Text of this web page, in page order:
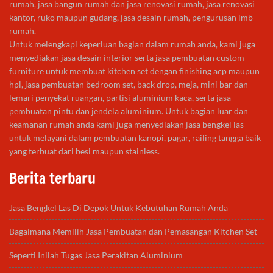
rumah, jasa bangun rumah dan jasa renovasi rumah, jasa renovasi
kantor, ruko maupun gudang, jasa desain rumah, pengurusan imb
rumah.
Untuk melengkapi keperluan bagian dalam rumah anda, kami juga
menyediakan jasa desain interior serta jasa pembuatan custom
furniture untuk membuat kitchen set dengan finishing acp maupun
hpl, jasa pembuatan bedroom set, back drop, meja, mini bar dan
lemari penyekat ruangan, partisi aluminium kaca, serta jasa
pembuatan pintu dan jendela aluminium. Untuk bagian luar dan
keamanan rumah anda kami juga menyediakan jasa bengkel las
untuk melayani dalam pembuatan kanopi, pagar, railing tangga baik
yang terbuat dari besi maupun stainless.
Berita terbaru
Jasa Bengkel Las Di Depok Untuk Kebutuhan Rumah Anda
Bagaimana Memilih Jasa Pembuatan dan Pemasangan Kitchen Set
Seperti Inilah Tugas Jasa Perakitan Aluminium